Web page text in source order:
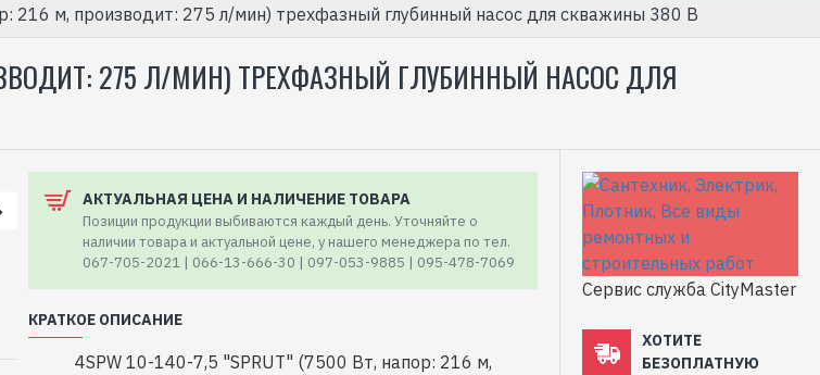
216 м, производит: 275 л/мин) трехфазный глубинный насос для скважины 380 В
275 Л/МИН) ТРЕХФАЗНЫЙ ГЛУБИННЫЙ НАСОС ДЛЯ
АКТУАЛЬНАЯ ЦЕНА И НАЛИЧЕНИЕ ТОВАРА
Позиции продукции выбиваются каждый день. Уточняйте о
наличии товара и актуальной цене, у нашего менеджера по тел.
067-705-2021 | 066-13-666-30 | 097-053-9885 | 095-478-7069
КРАТКОЕ ОПИСАНИЕ
4SPW 10-140-7,5 "SPRUT" (7500 Вт, напор: 216 м,
Сервис служба CityMaster
ХОТИТЕ
БЕЗОПЛАТНУЮ